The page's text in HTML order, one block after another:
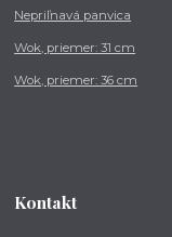
Nepriľnavá panvica
Wok, priemer: 31 cm
Wok, priemer: 36 cm
Kontakt